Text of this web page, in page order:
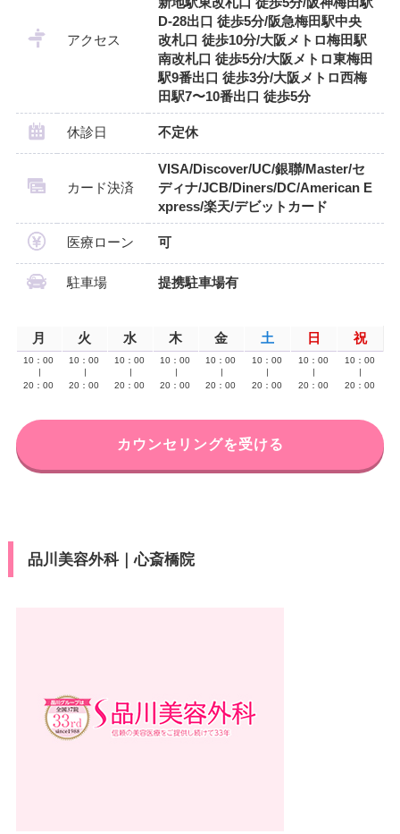
アクセス
新地駅東改札口 徒歩5分/阪神梅田駅
D-28出口 徒歩5分/阪急梅田駅中央
改札口 徒歩10分/大阪メトロ梅田駅
南改札口 徒歩5分/大阪メトロ東梅田
駅9番出口 徒歩3分/大阪メトロ西梅
田駅7〜10番出口 徒歩5分
休診日 不定休
カード決済
VISA/Discover/UC/銀聯/Master/セ
ディナ/JCB/Diners/DC/American E
xpress/楽天/デビットカード
医療ローン 可
駐車場 提携駐車場有
月 火 水 木 金 土 日 祝
10：00
20：00
10：00
20：00
10：00
20：00
10：00
20：00
10：00
20：00
10：00
20：00
10：00
20：00
10：00
20：00
カウンセリングを受ける
品川美容外科｜心斎橋院